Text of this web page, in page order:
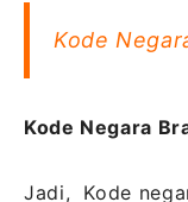
Kode
Kode Negara
Jadi, Kode